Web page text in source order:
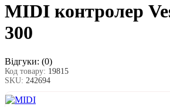
MIDI контролер
300
Відгуки: (0)
Код товару: 19815
SKU: 242694